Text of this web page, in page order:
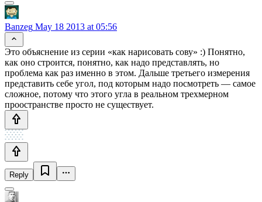
Banzeg May 18 2013 at 05:56
Это объяснение из серии «как нарисовать сову» :) Понятно,
как оно строится, понятно, как надо представлять, но
проблема как раз именно в этом. Дальше третьего измерения
представить себе угол, под которым надо посмотреть — самое
сложное, потому что этого угла в реальном трехмерном
проостранстве просто не существует.
Reply